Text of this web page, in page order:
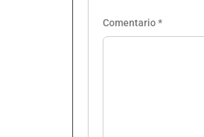
Comentario*